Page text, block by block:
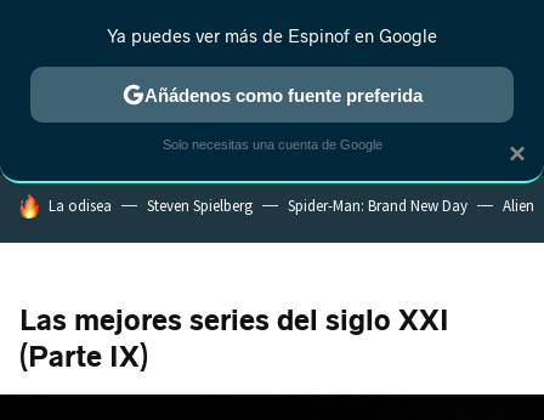
MENÚ NUEVO
ESTRENOS REALITY ANIME RANKINGS CINE
HOY SE HABLA DE
La odisea Steven Spielberg Spider-Man: Brand New Day Alien
Las mejores series del siglo XXI
(Parte IX)
×
Ya puedes ver más de Espinof en Google
Añádenos como fuente preferida
Solo necesitas una cuenta de Google